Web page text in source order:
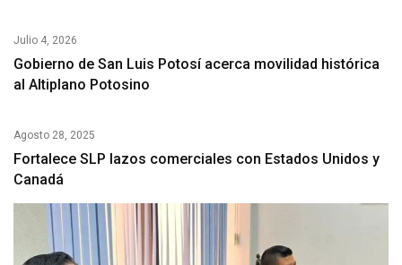
Julio 4, 2026
Gobierno de San Luis Potosí acerca movilidad histórica
al Altiplano Potosino
Agosto 28, 2025
Fortalece SLP lazos comerciales con Estados Unidos y
Canadá